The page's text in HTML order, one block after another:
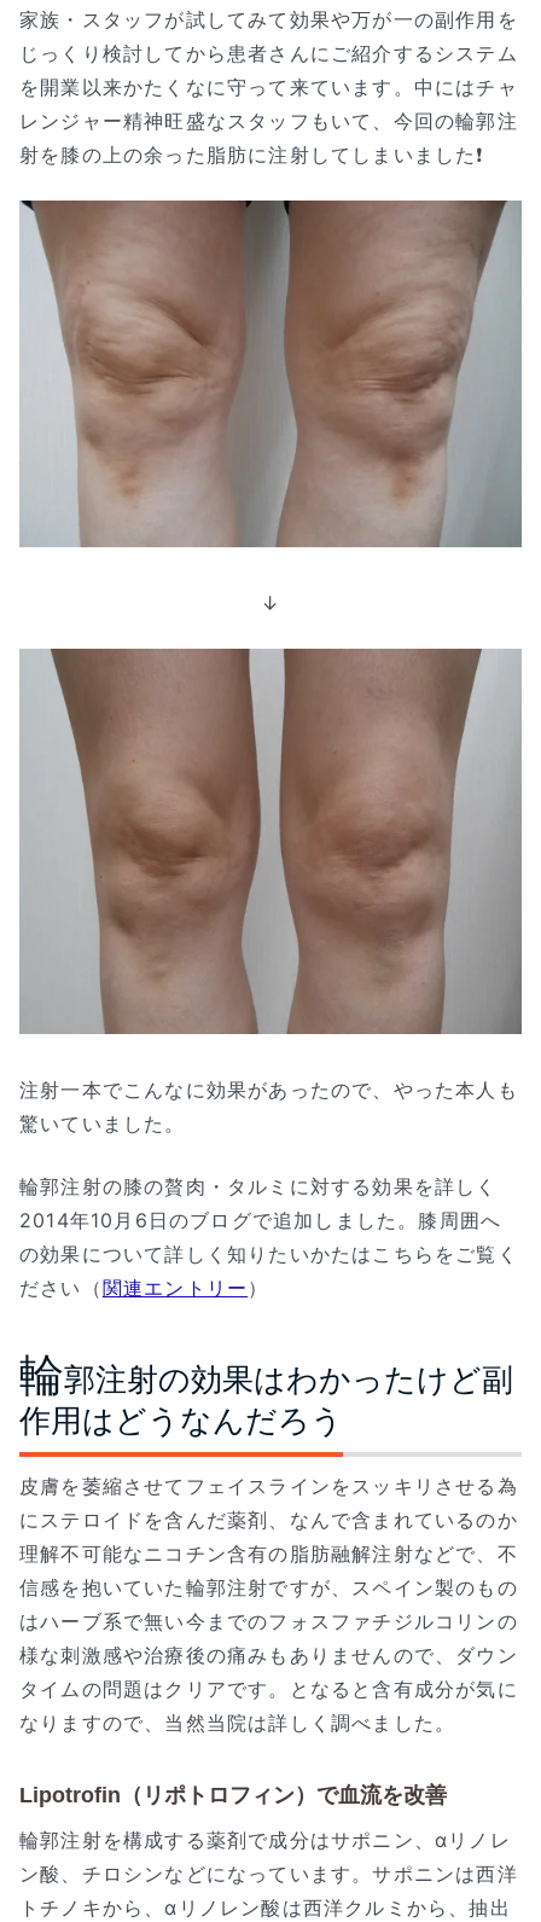
家族・スタッフが試してみて効果や万が一の副作用を
じっくり検討してから患者さんにご紹介するシステム
を開業以来かたくなに守って来ています。中にはチャ
レンジャー精神旺盛なスタッフもいて、今回の輪郭注
射を膝の上の余った脂肪に注射してしまいました❗
↓
注射一本でこんなに効果があったので、やった本人も
驚いていました。
輪郭注射の膝の贅肉・タルミに対する効果を詳しく
2014年10月6日のブログで追加しました。膝周囲へ
の効果について詳しく知りたいかたはこちらをご覧く
ださい（関連エントリー ）
輪郭注射の効果はわかったけど副
作用はどうなんだろう
皮膚を萎縮させてフェイスラインをスッキリさせる為
にステロイドを含んだ薬剤、なんで含まれているのか
理解不可能なニコチン含有の脂肪融解注射などで、不
信感を抱いていた輪郭注射ですが、スペイン製のもの
はハーブ系で無い今までのフォスファチジルコリンの
様な刺激感や治療後の痛みもありませんので、ダウン
タイムの問題はクリアです。となると含有成分が気に
なりますので、当然当院は詳しく調べました。
Lipotrofin（リポトロフィン）で血流を改善
輪郭注射を構成する薬剤で成分はサポニン、αリノレ
ン酸、チロシンなどになっています。サポニンは西洋
トチノキから、αリノレン酸は西洋クルミから、抽出